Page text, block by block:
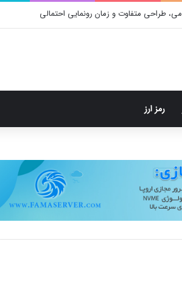
طراحی متفاوت و زمان رونمایی احتمالی
رمز ارز